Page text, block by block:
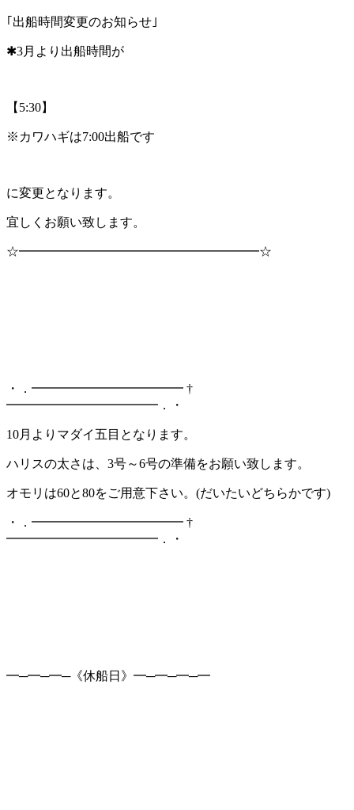
｢出船時間変更のお知らせ｣
✱3月より出船時間が
【5:30】
※カワハギは7:00出船です
に変更となります。
宜しくお願い致します。
☆━━━━━━━━━━━━━━━━━━━☆
・．━━━━━━━━━━━━ †
━━━━━━━━━━━━．・
10月よりマダイ五目となります。
ハリスの太さは、3号～6号の準備をお願い致します。
オモリは60と80をご用意下さい。(だいたいどちらかです)
・．━━━━━━━━━━━━ †
━━━━━━━━━━━━．・
━─━─━─《休船日》━─━─━─━